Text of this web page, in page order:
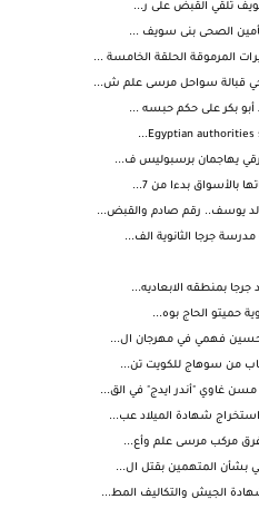
تلقي القبض على ر...
الصحى بنى سويف ...
المرموقة الحلقة الخامسة ...
Egyptian authorities
يهاجمان برسبوليس ف...
بالأسواق بدءا من 7...
يوسف.. رقم صادم والقبض...
جرجا الثانوية الف...
بمنطقه الابعاديه...
حميتو الحاج بوه...
حسين فهمي في مهرجان ال...
من سوهاج للكويت تن...
شهادة الميلاد عب...
بشأن المتهمين بقتل ال...
الجيش والتكاليف المط...